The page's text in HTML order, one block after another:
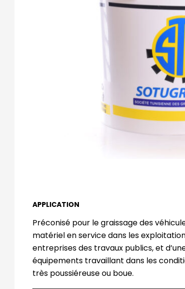
APPLICATION
Préconisé pour le graissage des
matériel en service dans les
entreprises des travaux publics, et
équipements travaillant dans les
très poussiéreuse ou boue.